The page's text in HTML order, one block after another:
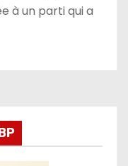
à un parti qui a